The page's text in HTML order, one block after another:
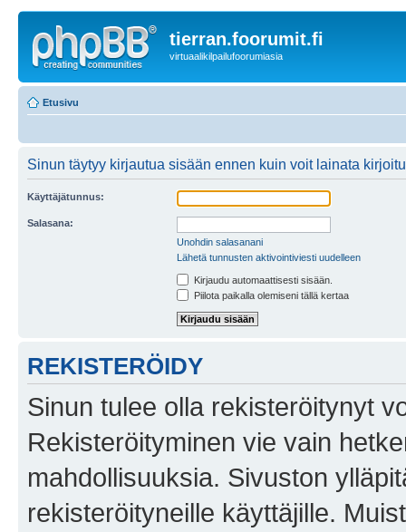
tierran.foorumit.fi
virtuaalikilpailufoorumiasia
Etusivu
Sinun täytyy kirjautua sisään ennen kuin voit lainata
Käyttäjätunnus:
Salasana:
Unohdin salasanani
Lähetä tunnusten aktivointiviesti uudelleen
Kirjaudu automaattisesti sisään.
Piilota paikalla olemiseni tällä kertaa
REKISTERÖIDY
Sinun tulee olla rekisteröitynyt
Rekisteröityminen vie vain
mahdollisuuksia. Sivuston
rekisteröityneille käyttäjille.